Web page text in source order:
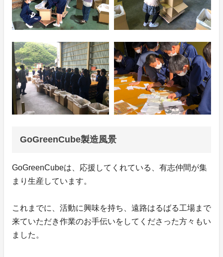
GoGreenCube製造風景
GoGreenCubeは、応援してくれている、有志仲間が集
まり生産しています。
これまでに、活動に興味を持ち、遠路はるばる工場まで
来ていただき作業のお手伝いをしてくださった方々もい
ました。